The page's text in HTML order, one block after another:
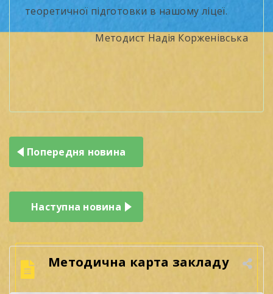
теоретичної підготовки в нашому ліцеї.
Методист Надія Корженівська
Навігація
записів
Попередня новина
Наступна новина
Методична карта закладу